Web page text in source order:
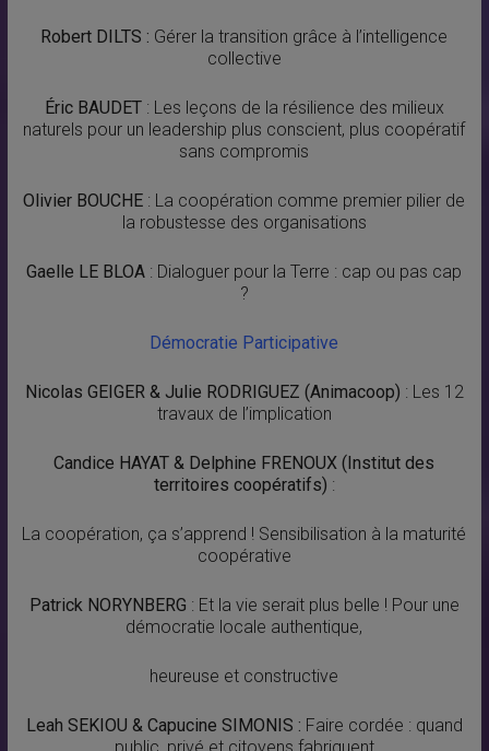
Robert DILTS : Gérer la transition grâce à l’intelligence
collective
Éric BAUDET : Les leçons de la résilience des milieux
naturels pour un leadership plus conscient, plus coopératif
sans compromis
Olivier BOUCHE : La coopération comme premier pilier de
la robustesse des organisations
Gaelle LE BLOA : Dialoguer pour la Terre : cap ou pas cap
?
Démocratie Participative
Nicolas GEIGER & Julie RODRIGUEZ (Animacoop) : Les 12
travaux de l’implication
Candice HAYAT & Delphine FRENOUX (Institut des
territoires coopératifs) :
La coopération, ça s’apprend ! Sensibilisation à la maturité
coopérative
Patrick NORYNBERG : Et la vie serait plus belle ! Pour une
démocratie locale authentique,
heureuse et constructive
Leah SEKIOU & Capucine SIMONIS : Faire cordée : quand